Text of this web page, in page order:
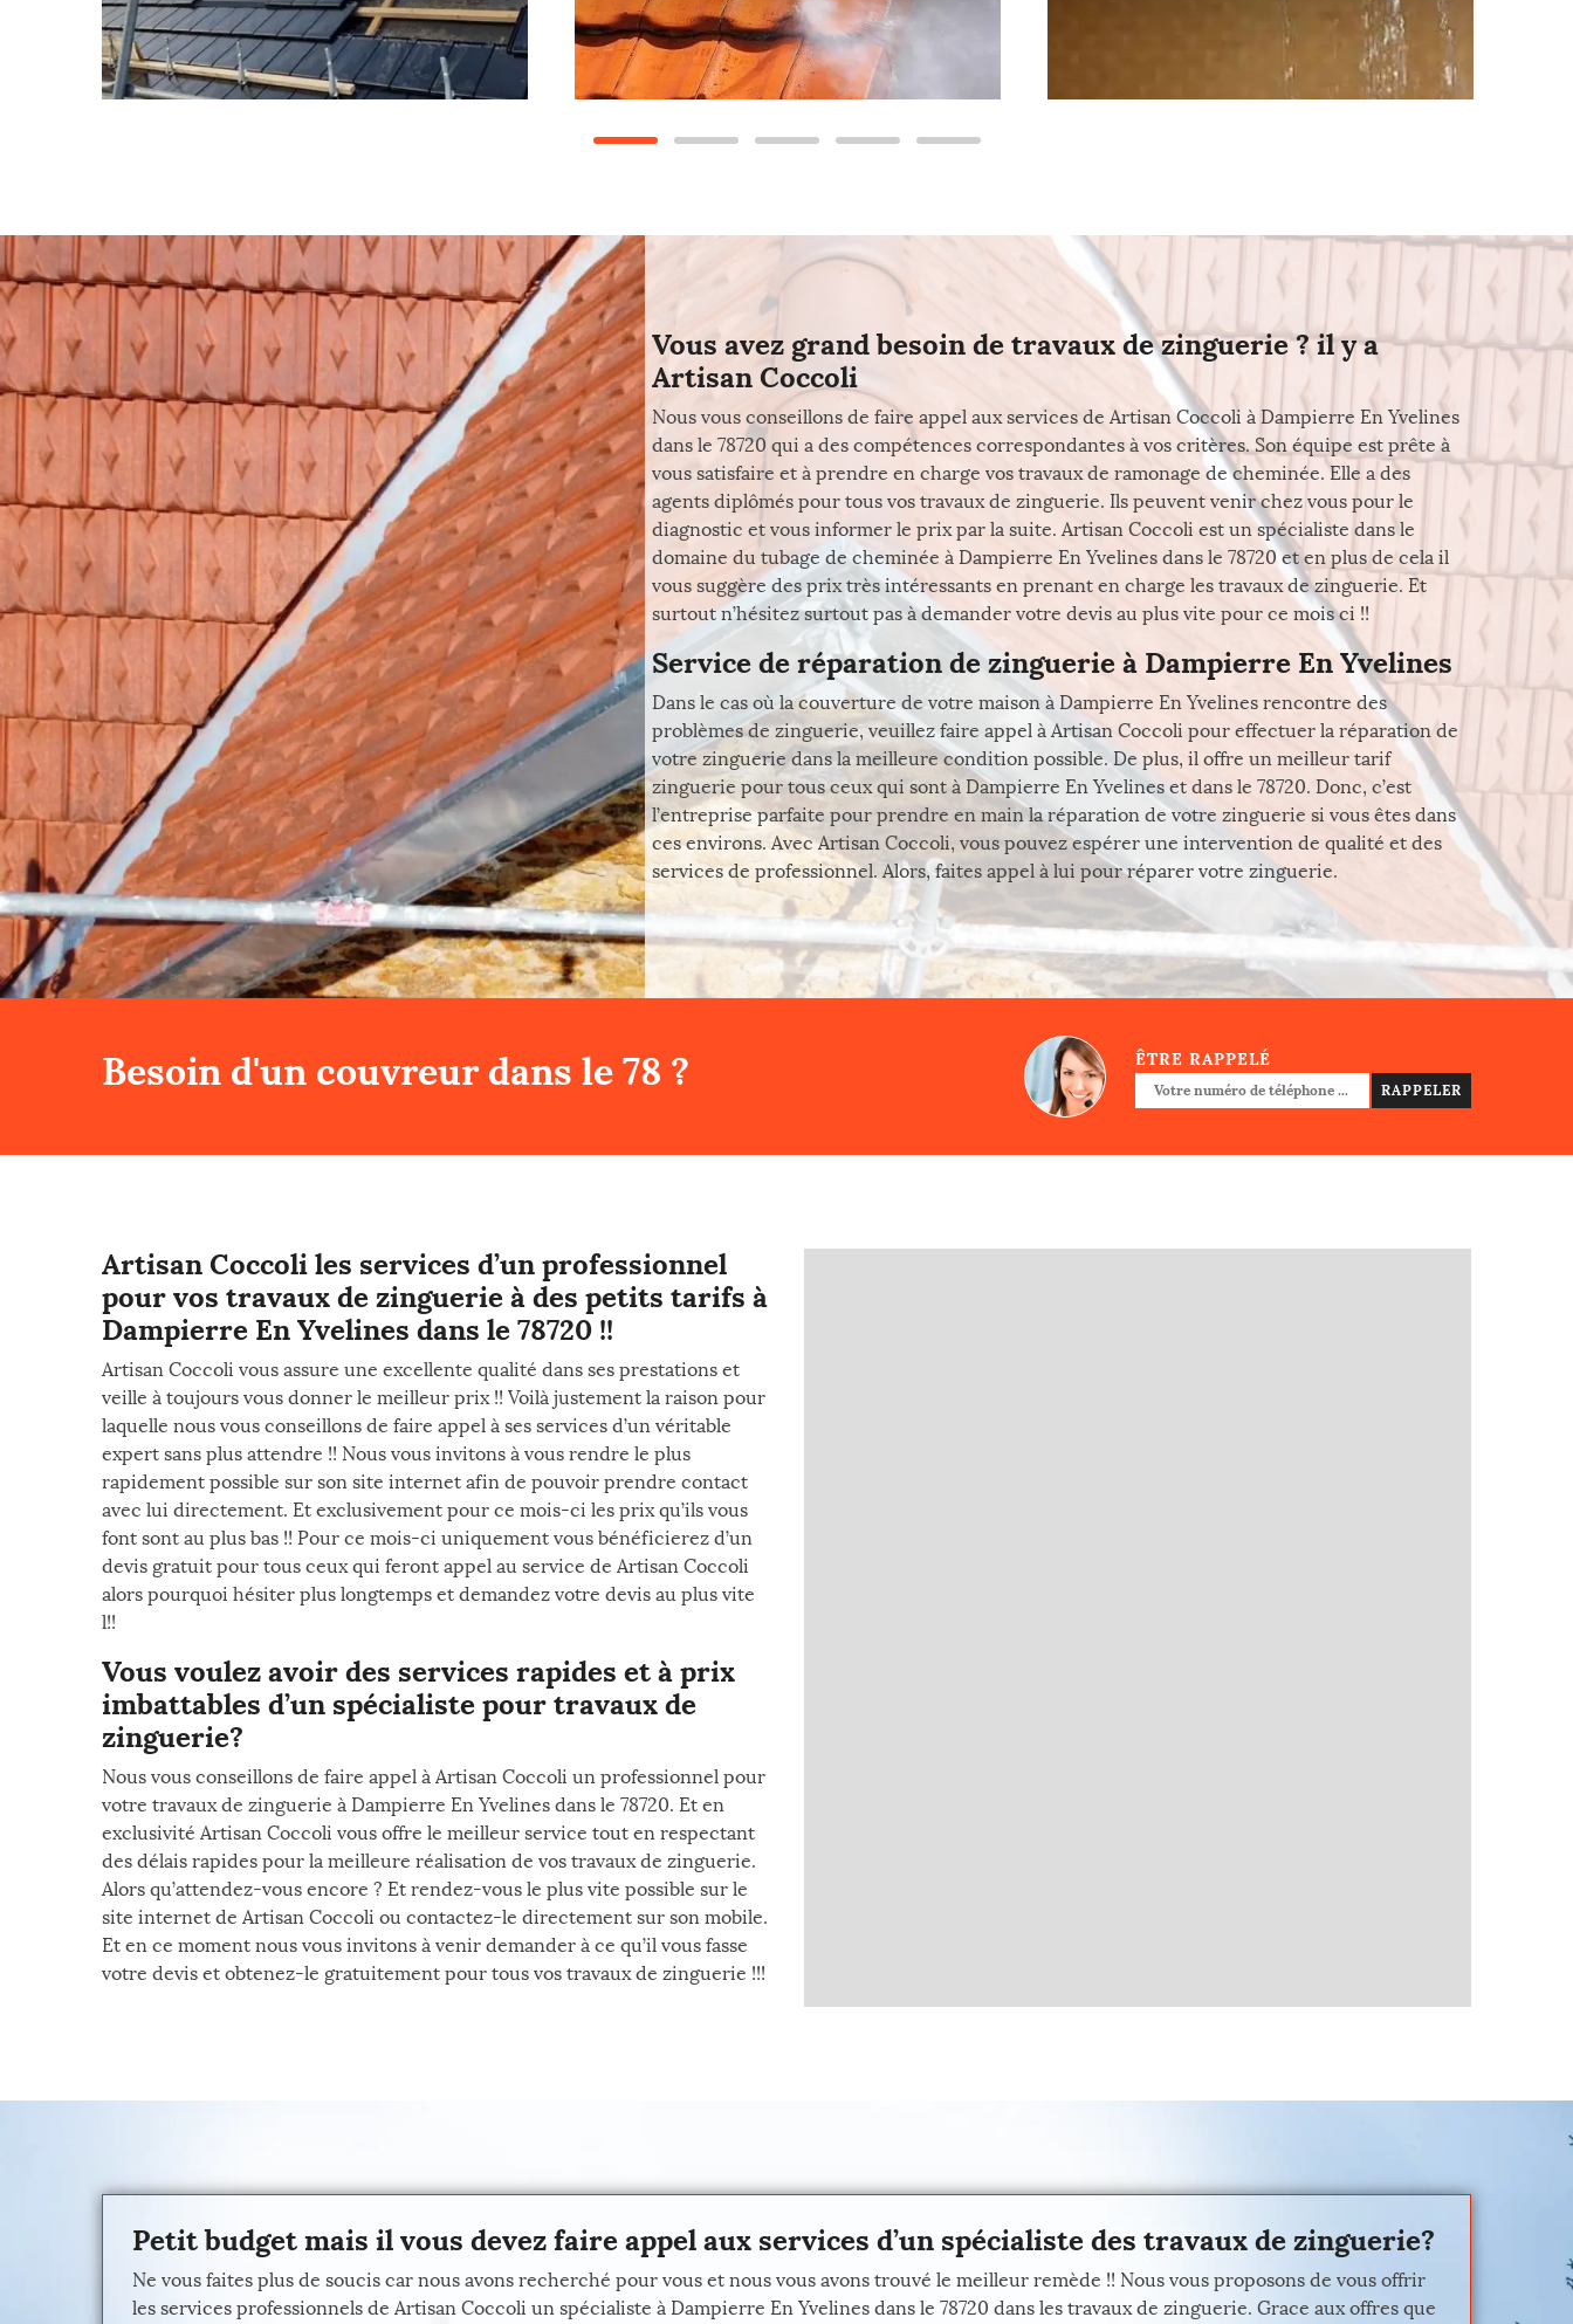
Vous avez grand besoin de travaux de zinguerie ? il y a
Artisan Coccoli
Nous vous conseillons de faire appel aux services de Artisan Coccoli à Dampierre En Yvelines
dans le 78720 qui a des compétences correspondantes à vos critères. Son équipe est prête à
vous satisfaire et à prendre en charge vos travaux de ramonage de cheminée. Elle a des
agents diplômés pour tous vos travaux de zinguerie. Ils peuvent venir chez vous pour le
diagnostic et vous informer le prix par la suite. Artisan Coccoli est un spécialiste dans le
domaine du tubage de cheminée à Dampierre En Yvelines dans le 78720 et en plus de cela il
vous suggère des prix très intéressants en prenant en charge les travaux de zinguerie. Et
surtout n’hésitez surtout pas à demander votre devis au plus vite pour ce mois ci !!
Service de réparation de zinguerie à Dampierre En Yvelines
Dans le cas où la couverture de votre maison à Dampierre En Yvelines rencontre des
problèmes de zinguerie, veuillez faire appel à Artisan Coccoli pour effectuer la réparation de
votre zinguerie dans la meilleure condition possible. De plus, il offre un meilleur tarif
zinguerie pour tous ceux qui sont à Dampierre En Yvelines et dans le 78720. Donc, c’est
l’entreprise parfaite pour prendre en main la réparation de votre zinguerie si vous êtes dans
ces environs. Avec Artisan Coccoli, vous pouvez espérer une intervention de qualité et des
services de professionnel. Alors, faites appel à lui pour réparer votre zinguerie.
Besoin d'un couvreur dans le 78 ? ÊTRE RAPPELÉ
Artisan Coccoli les services d’un professionnel
pour vos travaux de zinguerie à des petits tarifs à
Dampierre En Yvelines dans le 78720 !!
Artisan Coccoli vous assure une excellente qualité dans ses prestations et
veille à toujours vous donner le meilleur prix !! Voilà justement la raison pour
laquelle nous vous conseillons de faire appel à ses services d’un véritable
expert sans plus attendre !! Nous vous invitons à vous rendre le plus
rapidement possible sur son site internet afin de pouvoir prendre contact
avec lui directement. Et exclusivement pour ce mois-ci les prix qu’ils vous
font sont au plus bas !! Pour ce mois-ci uniquement vous bénéficierez d’un
devis gratuit pour tous ceux qui feront appel au service de Artisan Coccoli
alors pourquoi hésiter plus longtemps et demandez votre devis au plus vite
l!!
Vous voulez avoir des services rapides et à prix
imbattables d’un spécialiste pour travaux de
zinguerie?
Nous vous conseillons de faire appel à Artisan Coccoli un professionnel pour
votre travaux de zinguerie à Dampierre En Yvelines dans le 78720. Et en
exclusivité Artisan Coccoli vous offre le meilleur service tout en respectant
des délais rapides pour la meilleure réalisation de vos travaux de zinguerie.
Alors qu’attendez-vous encore ? Et rendez-vous le plus vite possible sur le
site internet de Artisan Coccoli ou contactez-le directement sur son mobile.
Et en ce moment nous vous invitons à venir demander à ce qu’il vous fasse
votre devis et obtenez-le gratuitement pour tous vos travaux de zinguerie !!!
Petit budget mais il vous devez faire appel aux services d’un spécialiste des travaux de zinguerie?
Ne vous faites plus de soucis car nous avons recherché pour vous et nous vous avons trouvé le meilleur remède !! Nous vous proposons de vous offrir
les services professionnels de Artisan Coccoli un spécialiste à Dampierre En Yvelines dans le 78720 dans les travaux de zinguerie. Grace aux offres que